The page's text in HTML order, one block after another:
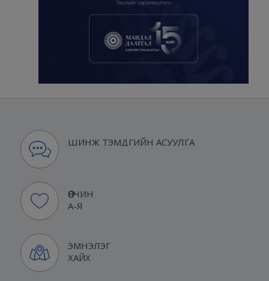
ШИНЖ ТЭМДГИЙН АСУУЛГА
ӨВЧИН
А-Я
ЭМНЭЛЭГ
ХАЙХ